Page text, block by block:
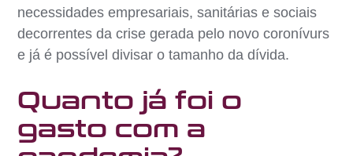
necessidades empresariais, sanitárias e sociais
decorrentes da crise gerada pelo novo coronívurs
e já é possível divisar o tamanho da dívida.
Quanto já foi o
gasto com a